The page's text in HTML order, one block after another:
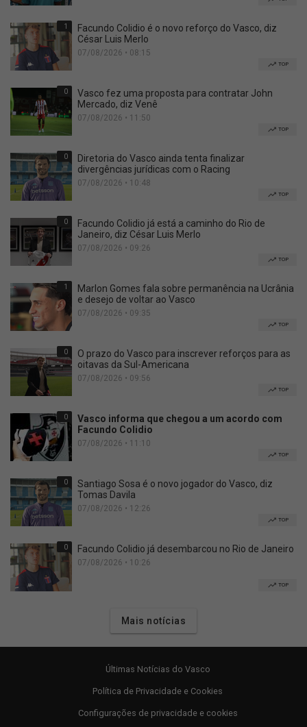
1
Facundo Colidio é o novo reforço do Vasco, diz
César Luis Merlo
07/08/2026 • 08:15
TOP
0
Vasco fez uma proposta para contratar John
Mercado, diz Venê
07/08/2026 • 11:50
TOP
0
Diretoria do Vasco ainda tenta finalizar
divergências jurídicas com o Racing
07/08/2026 • 10:48
TOP
0
Facundo Colidio já está a caminho do Rio de
Janeiro, diz César Luis Merlo
07/08/2026 • 09:26
TOP
1
Marlon Gomes fala sobre permanência na Ucrânia
e desejo de voltar ao Vasco
07/08/2026 • 09:35
TOP
0
O prazo do Vasco para inscrever reforços para as
oitavas da Sul-Americana
07/08/2026 • 09:56
TOP
0
Vasco informa que chegou a um acordo com
Facundo Colidio
07/08/2026 • 11:10
TOP
0
Santiago Sosa é o novo jogador do Vasco, diz
Tomas Davila
07/08/2026 • 12:26
TOP
0 Facundo Colidio já desembarcou no Rio de Janeiro
07/08/2026 • 10:26
TOP
Mais notícias
Últimas Notícias do Vasco
Política de Privacidade e Cookies
Configurações de privacidade e cookies